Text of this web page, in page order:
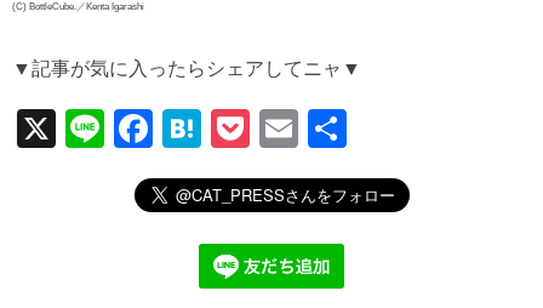
(C) BottleCube.／Kenta Igarashi
▼記事が気に入ったらシェアしてニャ▼
X
Li
F
a
c
H
at
e
n
a
P
o
ck
et
E
m
ail
有